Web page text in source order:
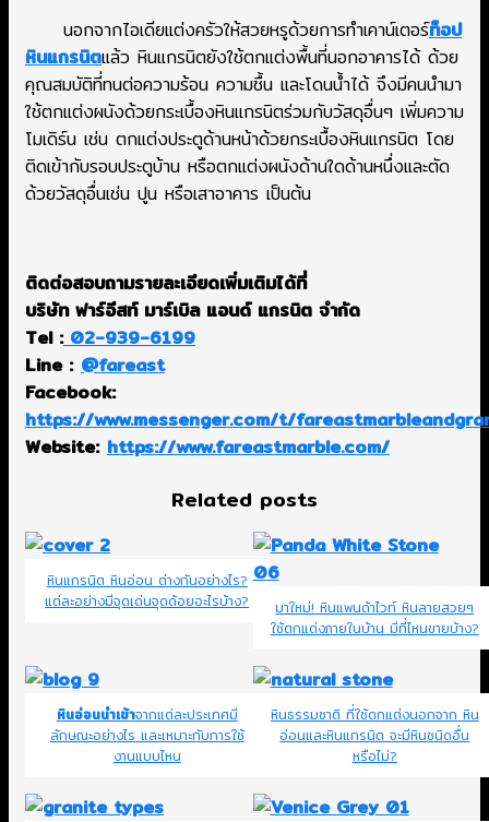
นอกจากไอเดียแต่งครัวให้สวยหรูด้วยการทำเคาน์เตอร์ท็อป
หินแกรนิตแล้ว หินแกรนิตยังใช้ตกแต่งพื้นที่นอกอาคารได้ ด้วย
คุณสมบัติที่ทนต่อความร้อน ความชื้น และโดนน้ำได้ จึงมีคนนำมา
ใช้ตกแต่งผนังด้วยกระเบื้องหินแกรนิตร่วมกับวัสดุอื่นๆ เพิ่มความ
โมเดิร์น เช่น ตกแต่งประตูด้านหน้าด้วยกระเบื้องหินแกรนิต โดย
ติดเข้ากับรอบประตูบ้าน หรือตกแต่งผนังด้านใดด้านหนึ่งและตัด
ด้วยวัสดุอื่นเช่น ปูน หรือเสาอาคาร เป็นต้น
ติดต่อสอบถามรายละเอียดเพิ่มเติมได้ที่
บริษัท ฟาร์อีสท์ มาร์เบิล แอนด์ แกรนิต จำกัด
Tel :02-939-6199
Line : @fareast
Facebook:
https://www.messenger.com/t/
Website: https://www.fareastmarble.com/
Related posts
หินแกรนิต หินอ่อน ต่างกันอย่างไร?
แต่ละอย่างมีจุดเด่นจุดด้อยอะไรบ้าง?
มาใหม่! หินแพนด้าไวท์ หินลายสวยๆ
ใช้ตกแต่งภายในบ้าน มีที่ไหนขายบ้าง?
หินอ่อนนำเข้าจากแต่ละประเทศมี
ลักษณะอย่างไร และเหมาะกับการใช้
งานแบบไหน
หินธรรมชาติ ที่ใช้ตกแต่งนอกจาก หิน
อ่อนและหินแกรนิต จะมีหินชนิดอื่น
หรือไม่?